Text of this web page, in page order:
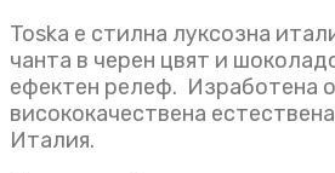
Toska е стилна луксозна
чанта в черен цвят и
ефектен релеф. Изработена
висококачествена
Италия.